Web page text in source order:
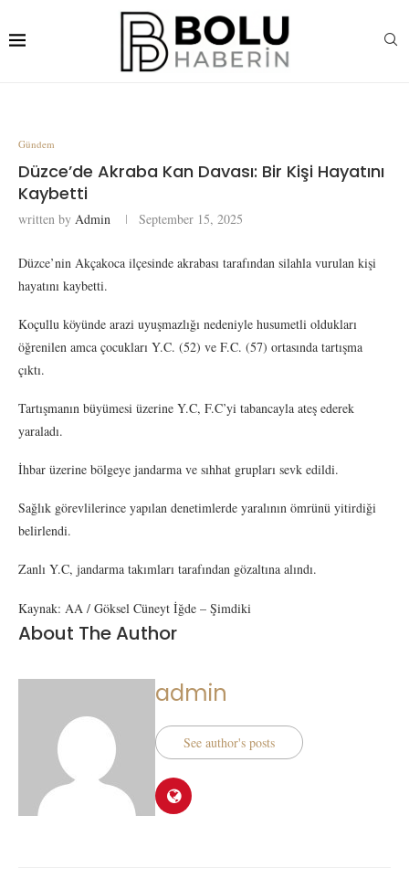
Gündem
Düzce’de Akraba Kan Davası: Bir Kişi Hayatını
Kaybetti
written by Admin September 15, 2025
Düzce’nin Akçakoca ilçesinde akrabası tarafından silahla vurulan kişi
hayatını kaybetti.
Koçullu köyünde arazi uyuşmazlığı nedeniyle husumetli oldukları
öğrenilen amca çocukları Y.C. (52) ve F.C. (57) ortasında tartışma
çıktı.
Tartışmanın büyümesi üzerine Y.C, F.C’yi tabancayla ateş ederek
yaraladı.
İhbar üzerine bölgeye jandarma ve sıhhat grupları sevk edildi.
Sağlık görevlilerince yapılan denetimlerde yaralının ömrünü yitirdiği
belirlendi.
Zanlı Y.C, jandarma takımları tarafından gözaltına alındı.
Kaynak: AA / Göksel Cüneyt İğde – Şimdiki
About The Author
admin
See author's posts